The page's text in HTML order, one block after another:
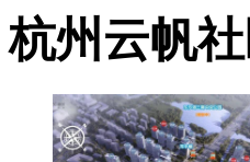
杭州云帆